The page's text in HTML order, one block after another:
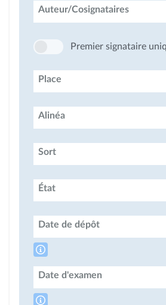
Auteur/Cosignataires
Premier signataire
Place
Alinéa
Sort
État
Date de dépôt
Date d'examen